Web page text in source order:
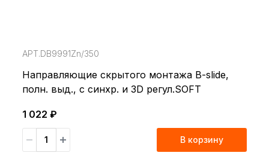
АРТ.DB9991Zn/350
Направляющие скрытого монтажа B-slide,
полн. выд., с синхр. и 3D регул.SOFT
1 022 ₽
В корзину